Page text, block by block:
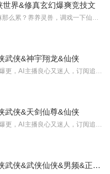
世界&修真玄幻爆爽竞技文
武侠&神宇翔龙&仙侠
武侠&天剑仙尊&仙侠
绝世骨尊|免费|仙侠武侠&武侠仙侠&男频&正剧&开放式